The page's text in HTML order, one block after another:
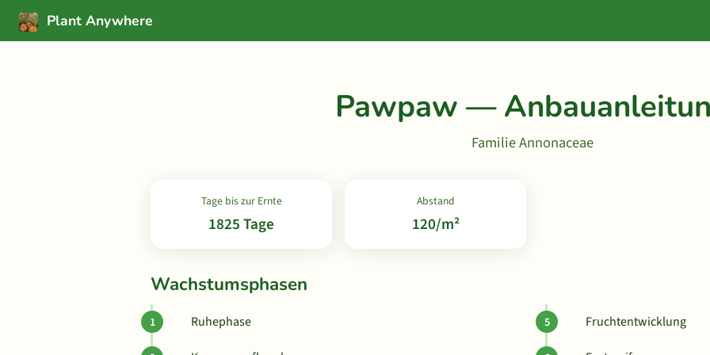
Plant Anywhere
Pawpaw —
Familie Annonaceae
Tage bis zur Ernte
1825 Tage
Abstand
120/m²
Wachstumsphasen
Ruhephase Fruchtentwicklung